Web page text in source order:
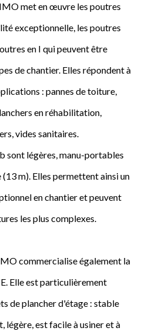
met en œuvre les poutres
exceptionnelle, les poutres
en I qui peuvent être
de chantier. Elles répondent à
: pannes de toiture,
en réhabilitation,
vides sanitaires.
sont légères, manu-portables
m). Elles permettent ainsi un
en chantier et peuvent
les plus complexes.
commercialise également la
Elle est particulièrement
de plancher d'étage : stable
légère, est facile à usiner et à